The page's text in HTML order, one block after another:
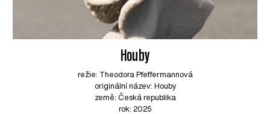
Houby
režie: Theodora Pfeffermannová
originální název: Houby
země: Česká republika
rok: 2025